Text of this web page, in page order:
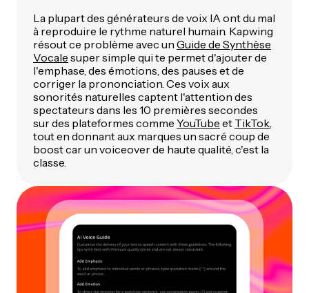
La plupart des générateurs de voix IA ont du mal
à reproduire le rythme naturel humain. Kapwing
résout ce problème avec un Guide de Synthèse
Vocale super simple qui te permet d'ajouter de
l'emphase, des émotions, des pauses et de
corriger la prononciation. Ces voix aux
sonorités naturelles captent l'attention des
spectateurs dans les 10 premières secondes
sur des plateformes comme YouTube et TikTok
tout en donnant aux marques un sacré coup de
boost car un voiceover de haute qualité, c'est la
classe.